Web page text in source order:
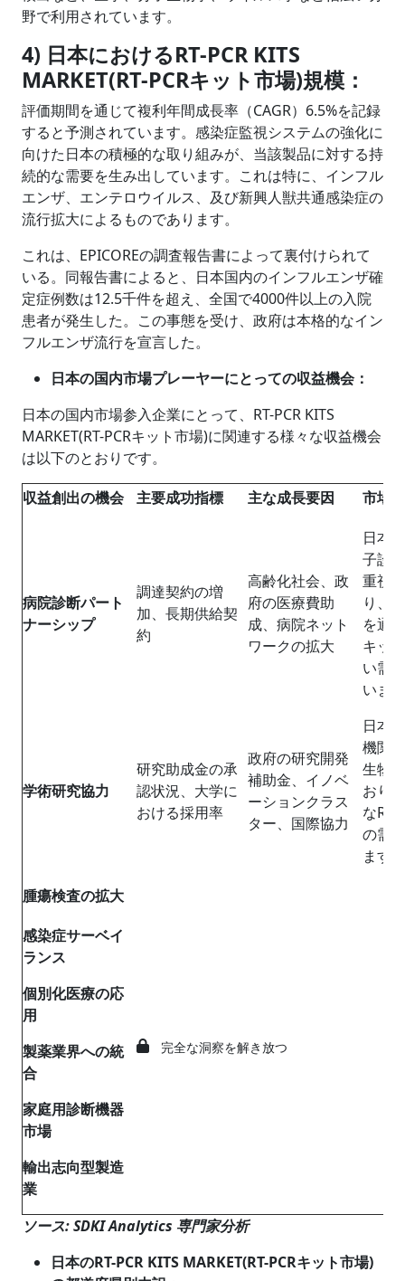
野で利用されています。
4) 日本におけるRT-PCR KITS
MARKET(RT-PCRキット市場)規模：
評価期間を通じて複利年間成長率（CAGR）6.5%を記録
すると予測されています。感染症監視システムの強化に
向けた日本の積極的な取り組みが、当該製品に対する持
続的な需要を生み出しています。これは特に、インフル
エンザ、エンテロウイルス、及び新興人獣共通感染症の
流行拡大によるものであります。
これは、EPICOREの調査報告書によって裏付けられて
いる。同報告書によると、日本国内のインフルエンザ確
定症例数は12.5千件を超え、全国で4000件以上の入院
患者が発生した。この事態を受け、政府は本格的なイン
フルエンザ流行を宣言した。
日本の国内市場プレーヤーにとっての収益機会：
日本の国内市場参入企業にとって、RT-PCR KITS
MARKET(RT-PCRキット市場)に関連する様々な収益機会
は以下のとおりです。
収益創出の機会
主要成功指標 主な成長要因 市場
病院診断パート
ナーシップ
調達契約の増
加、長期供給契
約
高齢化社会、政
府の医療費助
成、病院ネット
ワークの拡大
日本
子診
重視
り、
を通
キッ
い需
いま
学術研究協力
研究助成金の承
認状況、大学に
おける採用率
政府の研究開発
補助金、イノベ
ーションクラス
ター、国際協力
日本
機関
生物
おり
なRT-
の需
ます。
腫瘍検査の拡大
完全な洞察を解き放つ
感染症サーベイ
ランス
個別化医療の応
用
製薬業界への統
合
家庭用診断機器
市場
輸出志向型製造
業
ソース: SDKI Analytics 専門家分析
日本のRT-PCR KITS MARKET(RT-PCRキット市場)